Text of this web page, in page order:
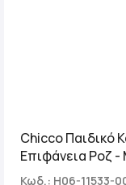
Chicco Παιδικό
Επιφάνεια Ροζ
Κωδ.: H06-11533-